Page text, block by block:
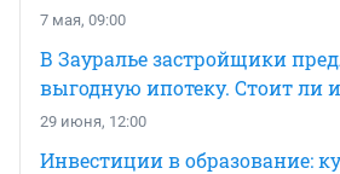
7 мая, 09:00
В Зауралье застройщики
выгодную ипотеку. Стоит ли
29 июня, 12:00
Инвестиции в образование: